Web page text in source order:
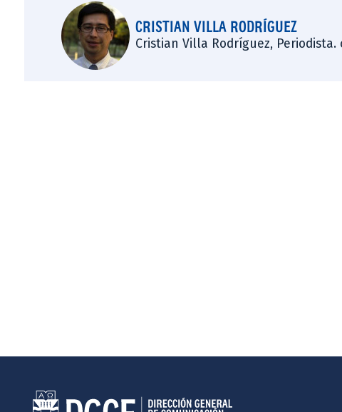
CRISTIAN VILLA RODRÍGUEZ
Cristian Villa Rodríguez,